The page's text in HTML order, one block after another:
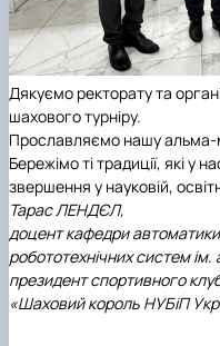
Дякуємо ректорату та
шахового турніру.
Прославляємо нашу альма-
Бережімо ті традиції, які у
звершення у науковій,
Тарас ЛЕНДЄЛ,
доцент кафедри
робототехнічних систем ім.
президент спортивного
«Шаховий король НУБіП